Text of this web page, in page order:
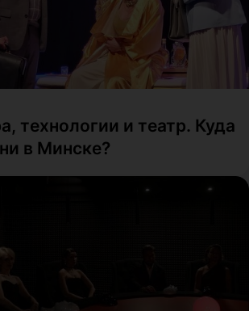
технологии и театр. Куда
в Минске?